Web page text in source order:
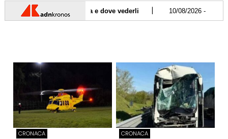
a Dosso, azzurri in gara e dove vederli| 10/08/2026 -"Giugno
CRONACA CRONACA